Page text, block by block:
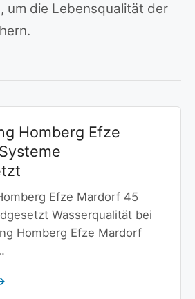
um die Lebensqualität der
Homberg Efze
Efze Mardorf 45
Wasserqualität bei
Homberg Efze Mardorf